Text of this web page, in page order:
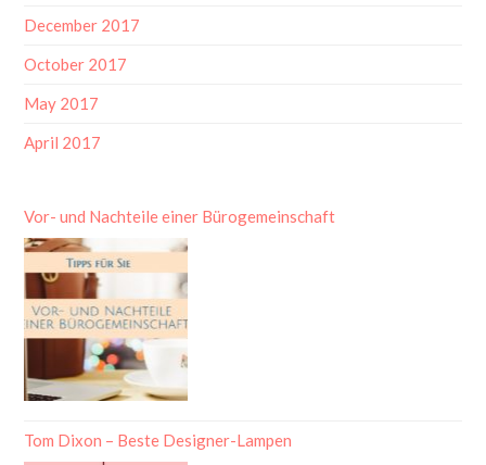
December 2017
October 2017
May 2017
April 2017
Vor- und Nachteile einer Bürogemeinschaft
Tom Dixon – Beste Designer-Lampen